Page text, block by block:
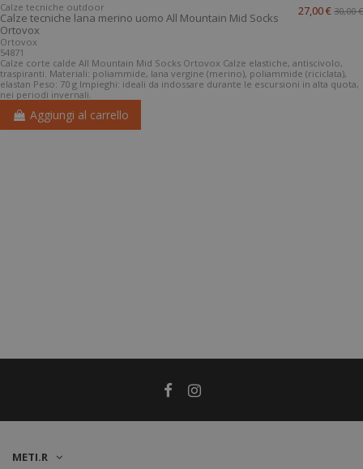
Calze tecniche outdoor
Calze tecniche lana merino uomo All Mountain Mid Socks
Ortovox
Ortovox
54871
27,00 € 30,00 €
Calze corte calde All Mountain Mid Socks Ortovox Calze elastiche, antiscivolo,
traspiranti. Materiali: poliammide, lana vergine (merino), poliammide (riciclata),
elastan Peso: 70 g Impieghi: ideali da indossare durante le escursioni in alta quota,
nei periodi invernali.
Aggiungi al carrello
METI.R